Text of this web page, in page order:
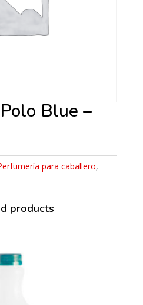
Blue –
para caballero,
products